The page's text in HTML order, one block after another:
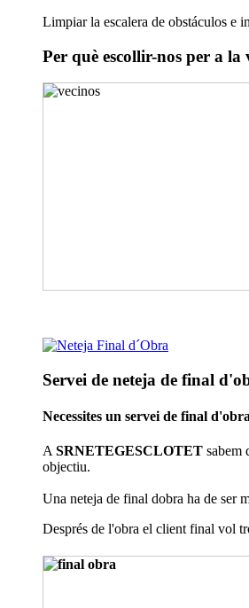
Limpiar la escalera de obstáculos e
Per què escollir-nos per a
Servei de neteja de final
Necessites un servei de final
A SRNETEGESCLOTET sabem
objectiu.
Una neteja de final dobra ha de ser
Després de l'obra el client final vol